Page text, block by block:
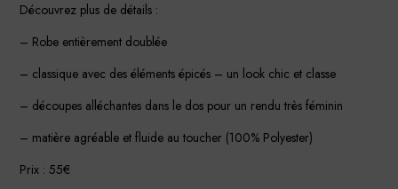
Découvrez plus de détails :
– Robe entièrement doublée
– classique avec des éléments épicés – un look chic et classe
– découpes alléchantes dans le dos pour un rendu très féminin
– matière agréable et fluide au toucher (100% Polyester)
Prix : 55€